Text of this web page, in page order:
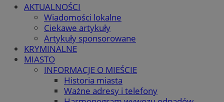
AKTUALNOŚCI
Wiadomości lokalne
Ciekawe artykuły
Artykuły sponsorowane
KRYMINALNE
MIASTO
INFORMACJE O MIEŚCIE
Historia miasta
Ważne adresy i telefony